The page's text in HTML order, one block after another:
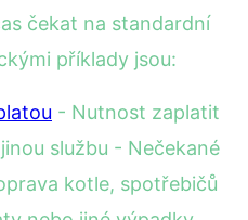
čekat na standardní
příklady jsou:
- Nutnost zaplatit
službu - Nečekané
kotle, spotřebičů